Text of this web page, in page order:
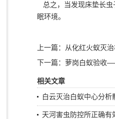
总之，当发现床垫长虫
眠环境。
上一篇：
从化红火蚁灭
下一篇： 萝岗白蚁验收
相关文章
白云灭​治白蚁中心分析
天河害虫防控所正确有